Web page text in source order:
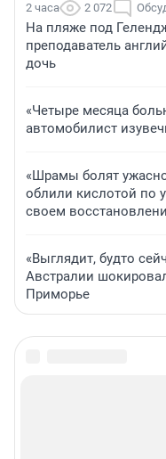
2 часа 2 072
На пляже под
преподаватель
дочь
«Четыре месяца
автомобилист
«Шрамы болят
облили кислотой по
своем
«Выглядит, будто
Австралии
Приморье